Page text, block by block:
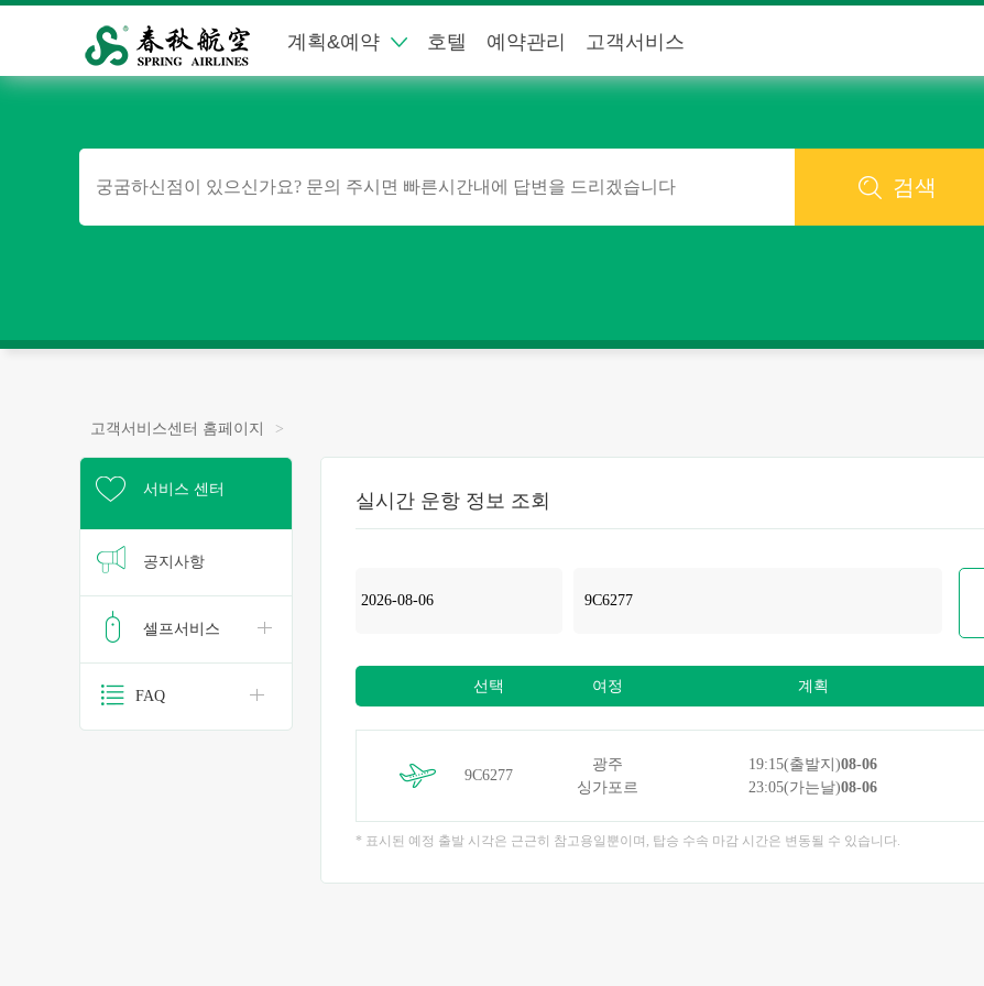
계획&예약 호텔 예약관리 고객서비스
검색
고객서비스센터 홈페이지 >
서비스 센터
공지사항
셀프서비스
FAQ
실시간 운항 정보 조회
선택 여정 계획
9C6277
광주
싱가포르
19:15(출발지)08-06
23:05(가는날)08-06
* 표시된 예정 출발 시각은 근근히 참고용일뿐이며, 탑승 수속 마감 시간은 변동될 수 있습니다.